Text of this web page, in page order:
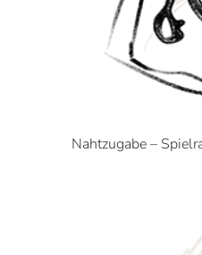
Nahtzugabe –